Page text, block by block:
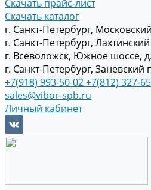
Скачать прайс-лист
Скачать каталог
г. Санкт-Петербург,
г. Санкт-Петербург,
г. Всеволожск, Южное шоссе,
г. Санкт-Петербург, Заневский
+7(918) 993-50-02+7(812) 327-
sales@vibor-spb.ru
Личный кабинет